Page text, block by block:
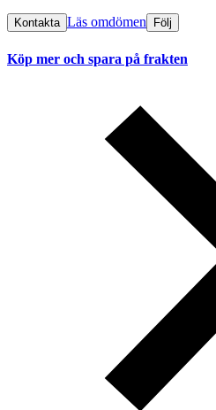
Kontakta Läs omdömen Följ
Köp mer och spara på frakten